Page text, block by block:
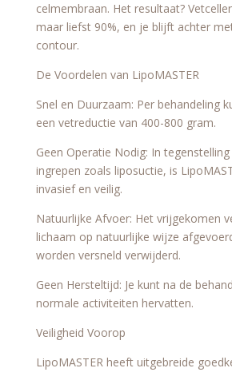
celmembraan. Het resultaat?
maar liefst 90%, en je blijft achter
contour.
De Voordelen van LipoMASTER
Snel en Duurzaam: Per behandeling
een vetreductie van 400-800 gram.
Geen Operatie Nodig: In
ingrepen zoals liposuctie, is
invasief en veilig.
Natuurlijke Afvoer: Het vrijgekomen
lichaam op natuurlijke wijze
worden versneld verwijderd.
Geen Hersteltijd: Je kunt na de
normale activiteiten hervatten.
Veiligheid Voorop
LipoMASTER heeft uitgebreide